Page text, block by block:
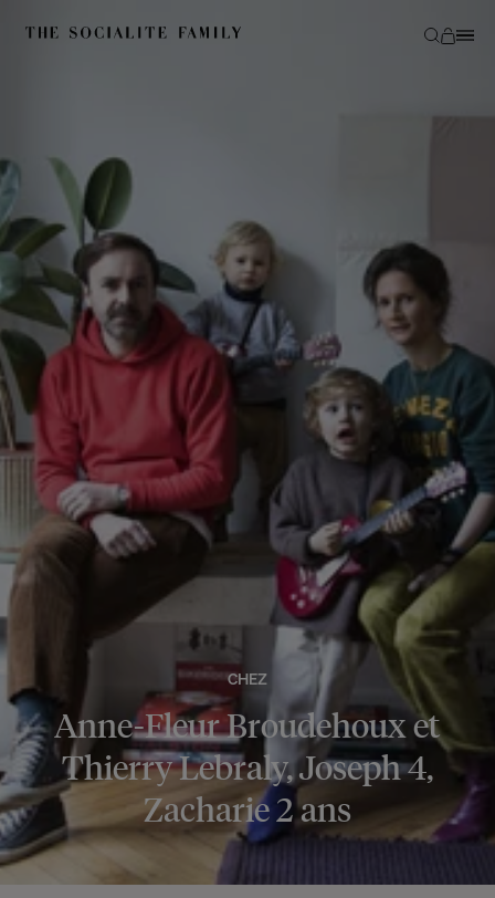
CHEZ
Anne-Fleur Broudehoux et
Thierry Lebraly, Joseph 4,
Zacharie 2 ans